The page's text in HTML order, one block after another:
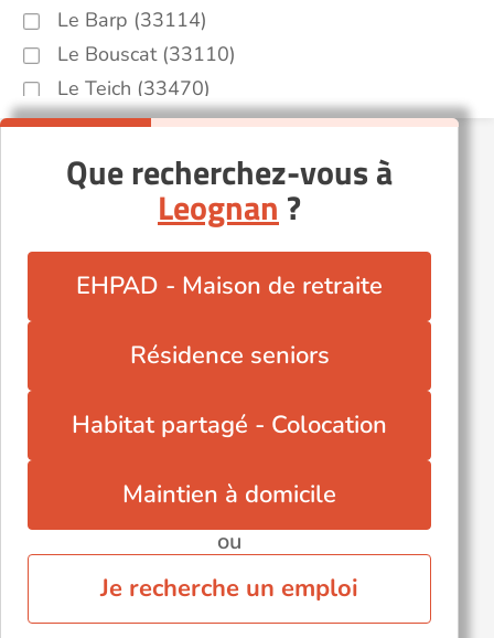
Le Barp (33114)
Le Bouscat (33110)
Le Teich (33470)
Libourne (33500)
Mérignac (33700)
Saint-Aubin-de-Médoc (33160)
Soulac-sur-Mer (33780)
Autres villes du département
Arcachon (33120)
Blaye (33390)
Lormont (33310)
Pauillac (33250)
Que recherchez-vous à
Leognan ?
EHPAD - Maison de retraite
Résidence seniors
Habitat partagé - Colocation
Maintien à domicile
ou
Je recherche un emploi